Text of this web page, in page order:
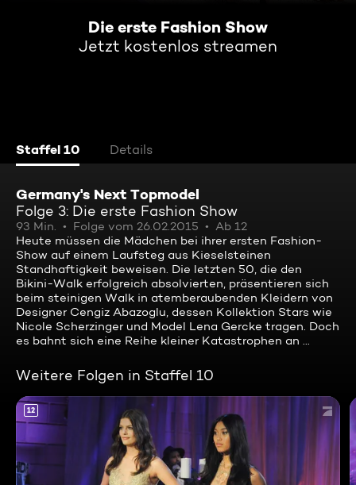
Die erste Fashion Show
Jetzt kostenlos streamen
Staffel 10 Details
Germany's Next Topmodel
Folge 3: Die erste Fashion Show
93 Min. Folge vom 26.02.2015
Ab 12
Heute müssen die Mädchen bei ihrer ersten Fashion-
Show auf einem Laufsteg aus Kieselsteinen
Standhaftigkeit beweisen. Die letzten 50, die den
Bikini-Walk erfolgreich absolvierten, präsentieren sich
beim steinigen Walk in atemberaubenden Kleidern von
Designer Cengiz Abazoglu, dessen Kollektion Stars wie
Nicole Scherzinger und Model Lena Gercke tragen. Doch
es bahnt sich eine Reihe kleiner Katastrophen an ...
Weitere Folgen in Staffel 10
12